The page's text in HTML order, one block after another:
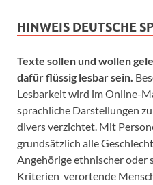
HINWEIS DEUTSCHE
Texte sollen und wollen
dafür flüssig lesbar sein.
Lesbarkeit wird im Online-
sprachliche Darstellungen
divers verzichtet. Mit
grundsätzlich alle
Angehörige ethnischer oder
Kriterien verortende